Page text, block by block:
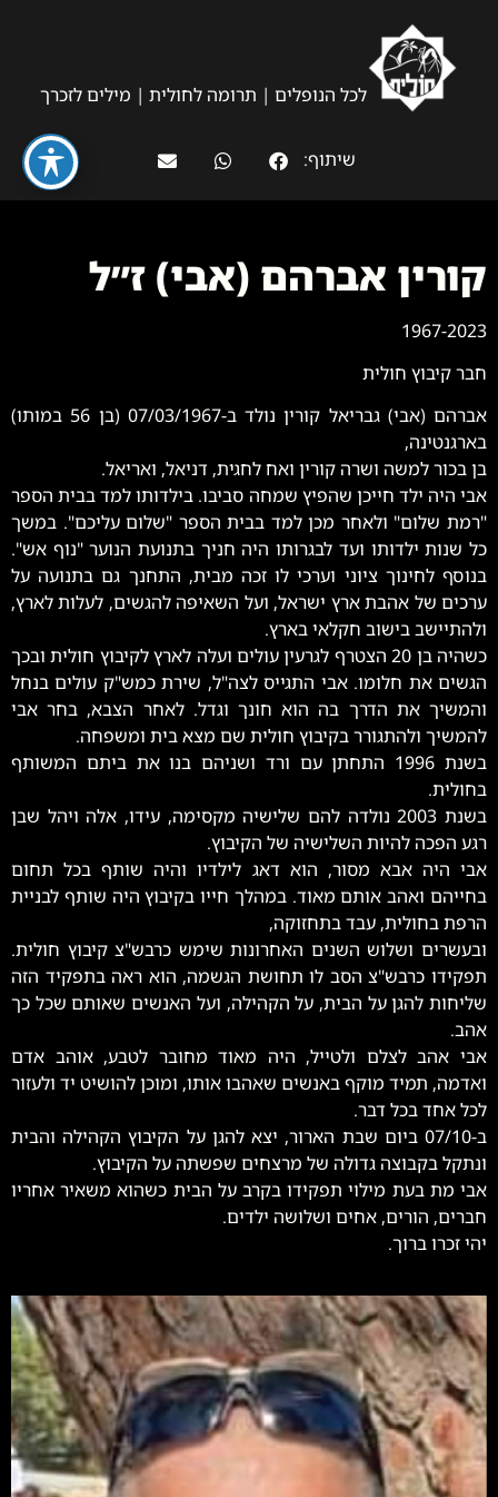
לכל הנופלים| תרומה לחולית| מילים לזכרך
שיתוף:
קורין אברהם (אבי) ז״ל
1967-2023
חבר קיבוץ חולית
אברהם (אבי) גבריאל קורין נולד ב-07/03/1967 (בן 56 במותו)
בארגנטינה,
בן בכור למשה ושרה קורין ואח לחגית, דניאל, ואריאל.
אבי היה ילד חייכן שהפיץ שמחה סביבו. בילדותו למד בבית הספר
"רמת שלום" ולאחר מכן למד בבית הספר "שלום עליכם". במשך
כל שנות ילדותו ועד לבגרותו היה חניך בתנועת הנוער "נוף אש".
בנוסף לחינוך ציוני וערכי לו זכה מבית, התחנך גם בתנועה על
ערכים של אהבת ארץ ישראל, ועל השאיפה להגשים, לעלות לארץ,
ולהתיישב בישוב חקלאי בארץ.
כשהיה בן 20 הצטרף לגרעין עולים ועלה לארץ לקיבוץ חולית ובכך
הגשים את חלומו. אבי התגייס לצה"ל, שירת כמש"ק עולים בנחל
והמשיך את הדרך בה הוא חונך וגדל. לאחר הצבא, בחר אבי
להמשיך ולהתגורר בקיבוץ חולית שם מצא בית ומשפחה.
בשנת 1996 התחתן עם ורד ושניהם בנו את ביתם המשותף
בחולית.
בשנת 2003 נולדה להם שלישיה מקסימה, עידו, אלה ויהל שבן
רגע הפכה להיות השלישיה של הקיבוץ.
אבי היה אבא מסור, הוא דאג לילדיו והיה שותף בכל תחום
בחייהם ואהב אותם מאוד. במהלך חייו בקיבוץ היה שותף לבניית
הרפת בחולית, עבד בתחזוקה,
ובעשרים ושלוש השנים האחרונות שימש כרבש"צ קיבוץ חולית.
תפקידו כרבש"צ הסב לו תחושת הגשמה, הוא ראה בתפקיד הזה
שליחות להגן על הבית, על הקהילה, ועל האנשים שאותם שכל כך
אהב.
אבי אהב לצלם ולטייל, היה מאוד מחובר לטבע, אוהב אדם
ואדמה, תמיד מוקף באנשים שאהבו אותו, ומוכן להושיט יד ולעזור
לכל אחד בכל דבר.
ב-07/10 ביום שבת הארור, יצא להגן על הקיבוץ הקהילה והבית
ונתקל בקבוצה גדולה של מרצחים שפשתה על הקיבוץ.
אבי מת בעת מילוי תפקידו בקרב על הבית כשהוא משאיר אחריו
חברים, הורים, אחים ושלושה ילדים.
יהי זכרו ברוך.